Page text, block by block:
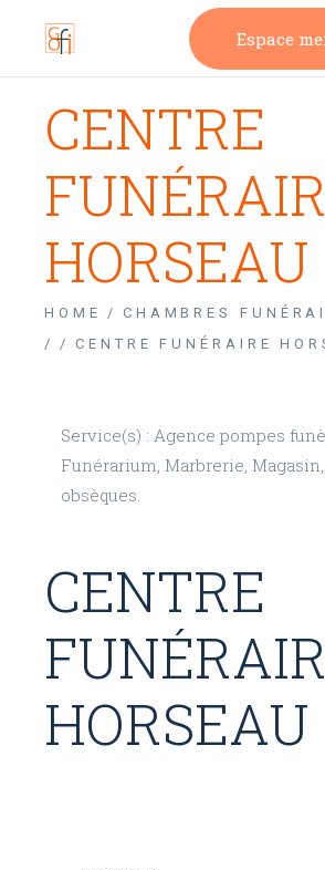
Espace
CENTRE
HORSEAU
HOME
CHAMBRES
/
CENTRE FUNÉRAIRE
Service(s) : Agence pompes
Funérarium, Marbrerie,
obsèques.
CENTRE
HORSEAU